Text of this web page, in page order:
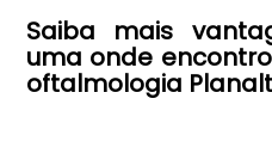
Saiba mais
uma onde
oftalmologia